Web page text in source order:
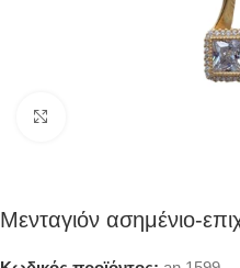
Μενταγιόν ασημένιο-